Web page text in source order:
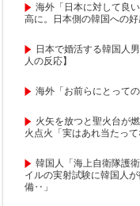
海外「日本に対して良
高に。日本側の韓国への好
日本で婚活する韓国人
人の反応】
海外「お前らにとって
火矢を放つと聖火台が
火点火「実はあれ当たって
韓国人「海上自衛隊護
イルの実射試験に韓国人
備‥」